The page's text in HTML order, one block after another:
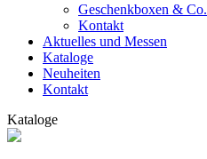
Geschenkboxen & Co.
Kontakt
Aktuelles und Messen
Kataloge
Neuheiten
Kontakt
Kataloge